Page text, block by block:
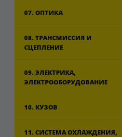
07. ОПТИКА
08. ТРАНСМИССИЯ И
СЦЕПЛЕНИЕ
09. ЭЛЕКТРИКА,
ЭЛЕКТРООБОРУДОВАНИЕ
10. КУЗОВ
11. СИСТЕМА ОХЛАЖДЕНИЯ,